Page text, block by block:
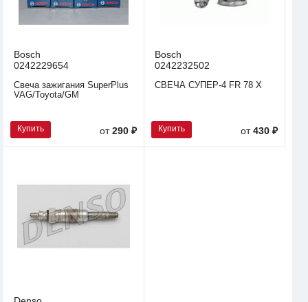
Bosch
0242229654
Свеча зажигания SuperPlus
VAG/Toyota/GM
Купить от290 ₽
Bosch
0242232502
СВЕЧА СУПЕР-4 FR 78 X
Купить от430 ₽